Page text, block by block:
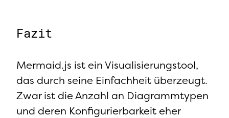
Fazit
Mermaid.js ist ein Visualisierungstool,
das durch seine Einfachheit überzeugt.
Zwar ist die Anzahl an Diagrammtypen
und deren Konfigurierbarkeit eher